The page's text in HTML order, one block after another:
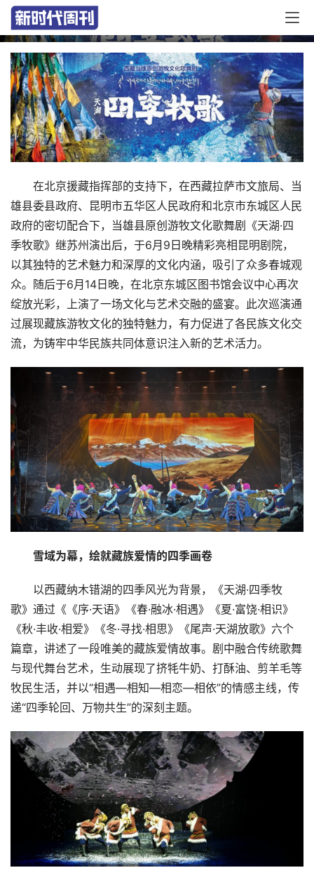
年全国巡演完美收官
在北京援藏指挥部的支持下，在西藏拉萨市文旅局、当
雄县委县政府、昆明市五华区人民政府和北京市东城区人民
政府的密切配合下，当雄县原创游牧文化歌舞剧《天湖·四
季牧歌》继苏州演出后，于6月9日晚精彩亮相昆明剧院，
以其独特的艺术魅力和深厚的文化内涵，吸引了众多春城观
众。随后于6月14日晚，在北京东城区图书馆会议中心再次
绽放光彩，上演了一场文化与艺术交融的盛宴。此次巡演通
过展现藏族游牧文化的独特魅力，有力促进了各民族文化交
流，为铸牢中华民族共同体意识注入新的艺术活力。
雪域为幕，绘就藏族爱情的四季画卷
以西藏纳木错湖的四季风光为背景，《天湖·四季牧
歌》通过《《序·天语》《春·融冰·相遇》《夏·富饶·相识》
《秋·丰收·相爱》《冬·寻找·相思》《尾声·天湖放歌》六个
篇章，讲述了一段唯美的藏族爱情故事。剧中融合传统歌舞
与现代舞台艺术，生动展现了挤牦牛奶、打酥油、剪羊毛等
牧民生活，并以“相遇—相知—相恋—相依”的情感主线，传
递“四季轮回、万物共生”的深刻主题。